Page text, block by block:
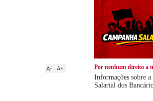
A+
A- Por nenhum direito a
Informações sobre a
Salarial dos